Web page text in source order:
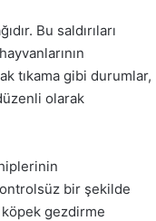
Bu saldırıları
tıkama gibi durumlar,
olarak
bir şekilde
gezdirme